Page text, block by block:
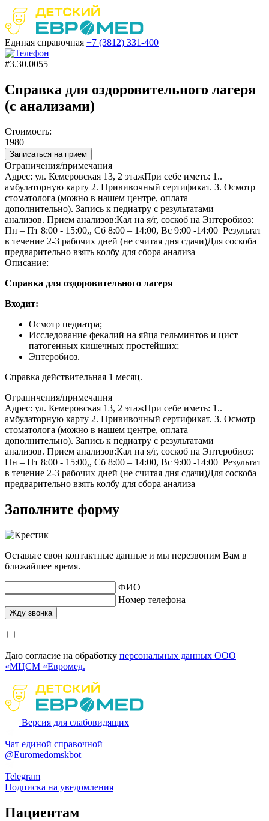
Единая справочная +7 (3812) 331-400
#3.30.0055
Справка для оздоровительного лагеря
(с анализами)
Стоимость:
1980
Записаться на прием
Ограничения/примечания
Адрес: ул. Кемеровская 13, 2 этажПри себе иметь: 1..
амбулаторную карту 2. Прививочный сертификат. 3. Осмотр
стоматолога (можно в нашем центре, оплата
дополнительно). Запись к педиатру с результатами
анализов. Прием анализов:Кал на я/г, соскоб на Энтеробиоз:
Пн – Пт 8:00 - 15:00,, Сб 8:00 – 14:00, Вс 9:00 -14:00 Результат
в течение 2-3 рабочих дней (не считая дня сдачи)Для соскоба
предварительно взять колбу для сбора анализа
Описание:
Справка для оздоровительного лагеря
Входит:
Осмотр педиатра;
Исследование фекалий на яйца гельминтов и цист
патогенных кишечных простейших;
Энтеробиоз.
Справка действительная 1 месяц.
Ограничения/примечания
Адрес: ул. Кемеровская 13, 2 этажПри себе иметь: 1..
амбулаторную карту 2. Прививочный сертификат. 3. Осмотр
стоматолога (можно в нашем центре, оплата
дополнительно). Запись к педиатру с результатами
анализов. Прием анализов:Кал на я/г, соскоб на Энтеробиоз:
Пн – Пт 8:00 - 15:00,, Сб 8:00 – 14:00, Вс 9:00 -14:00 Результат
в течение 2-3 рабочих дней (не считая дня сдачи)Для соскоба
предварительно взять колбу для сбора анализа
Заполните форму
Оставьте свои контактные данные и мы перезвоним Вам в
ближайшее время.
ФИО
Номер телефона
Даю согласие на обработку персональных данных ООО
«МЦСМ «Евромед.
Версия для слабовидящих
Чат единой справочной
@Euromedomskbot
Telegram
Подписка на уведомления
Пациентам